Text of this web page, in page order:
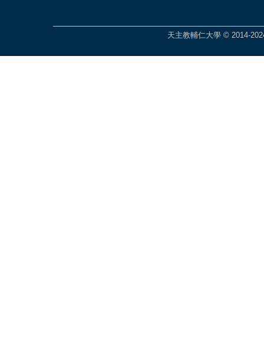
天主教輔仁大學 © 2014-